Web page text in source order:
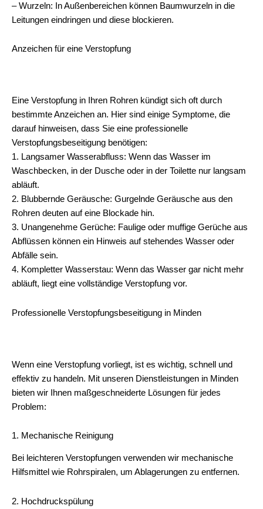
– Wurzeln: In Außenbereichen können Baumwurzeln in die
Leitungen eindringen und diese blockieren.
Anzeichen für eine Verstopfung
Eine Verstopfung in Ihren Rohren kündigt sich oft durch
bestimmte Anzeichen an. Hier sind einige Symptome, die
darauf hinweisen, dass Sie eine professionelle
Verstopfungsbeseitigung benötigen:
1. Langsamer Wasserabfluss: Wenn das Wasser im
Waschbecken, in der Dusche oder in der Toilette nur langsam
abläuft.
2. Blubbernde Geräusche: Gurgelnde Geräusche aus den
Rohren deuten auf eine Blockade hin.
3. Unangenehme Gerüche: Faulige oder muffige Gerüche aus
Abflüssen können ein Hinweis auf stehendes Wasser oder
Abfälle sein.
4. Kompletter Wasserstau: Wenn das Wasser gar nicht mehr
abläuft, liegt eine vollständige Verstopfung vor.
Professionelle Verstopfungsbeseitigung in Minden
Wenn eine Verstopfung vorliegt, ist es wichtig, schnell und
effektiv zu handeln. Mit unseren Dienstleistungen in Minden
bieten wir Ihnen maßgeschneiderte Lösungen für jedes
Problem:
1. Mechanische Reinigung
Bei leichteren Verstopfungen verwenden wir mechanische
Hilfsmittel wie Rohrspiralen, um Ablagerungen zu entfernen.
2. Hochdruckspülung